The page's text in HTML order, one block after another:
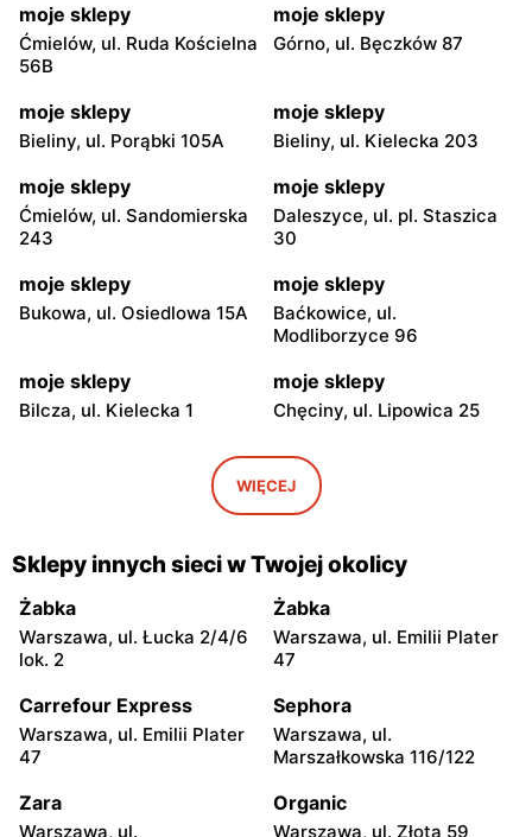
moje sklepy
Ćmielów, ul. Ruda Kościelna
56B
moje sklepy
Górno, ul. Bęczków 87
moje sklepy
Bieliny, ul. Porąbki 105A
moje sklepy
Bieliny, ul. Kielecka 203
moje sklepy
Ćmielów, ul. Sandomierska
243
moje sklepy
Daleszyce, ul. pl. Staszica
30
moje sklepy
Bukowa, ul. Osiedlowa 15A
moje sklepy
Baćkowice, ul.
Modliborzyce 96
moje sklepy
Bilcza, ul. Kielecka 1
moje sklepy
Chęciny, ul. Lipowica 25
Iwaniska, ul. Ujazdowska 5
moje sklepy
Bogoria, ul. Rynek 30
Gorzyce, ul. Szkolna 44 Grębów, ul. Wydrza 180
moje sklepy
Jadachy, ul. Jadachy 111
moje sklepy
Jeżowe, ul. Zalesie 77
Kazimierza Wielka, ul.
Kolejowa 15
Kamień, ul. Błonie 23
Górki, ul. Górki 71
Gumniska, ul. Gumniska
157C
WIĘCEJ
Sklepy innych sieci w Twojej okolicy
Żabka
Warszawa, ul. Łucka 2/4/6
lok. 2
Żabka
Warszawa, ul. Emilii Plater
47
Carrefour Express
Warszawa, ul. Emilii Plater
47
Sephora
Warszawa, ul.
Marszałkowska 116/122
Zara
Warszawa, ul.
Organic
Warszawa, ul. Złota 59